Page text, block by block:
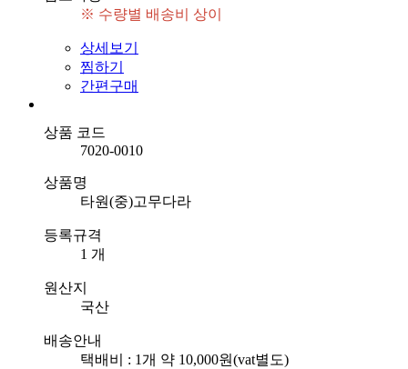
※ 수량별 배송비 상이
상세보기
찜하기
간편구매
상품 코드
7020-0010
상품명
타원(중)고무다라
등록규격
1 개
원산지
국산
배송안내
택배비 : 1개 약 10,000원(vat별도)